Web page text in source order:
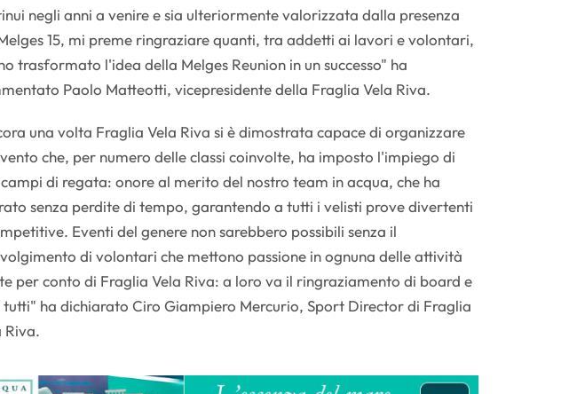
negli anni a venire e sia ulteriormente valorizzata dalla presenza
15, mi preme ringraziare quanti, tra addetti ai lavori e volontari,
trasformato l'idea della Melges Reunion in un successo" ha
Paolo Matteotti, vicepresidente della Fraglia Vela Riva.
una volta Fraglia Vela Riva si è dimostrata capace di organizzare
che, per numero delle classi coinvolte, ha imposto l'impiego di
di regata: onore al merito del nostro team in acqua, che ha
senza perdite di tempo, garantendo a tutti i velisti prove divertenti
Eventi del genere non sarebbero possibili senza il
di volontari che mettono passione in ognuna delle attività
per conto di Fraglia Vela Riva: a loro va il ringraziamento di board e
tutti" ha dichiarato Ciro Giampiero Mercurio, Sport Director di Fraglia
Riva.